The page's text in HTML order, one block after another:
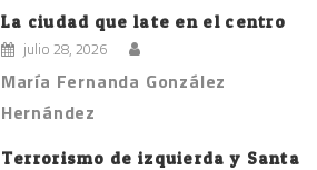
La ciudad que late en el centro
julio 28, 2026
María Fernanda González
Hernández
Terrorismo de izquierda y Santa